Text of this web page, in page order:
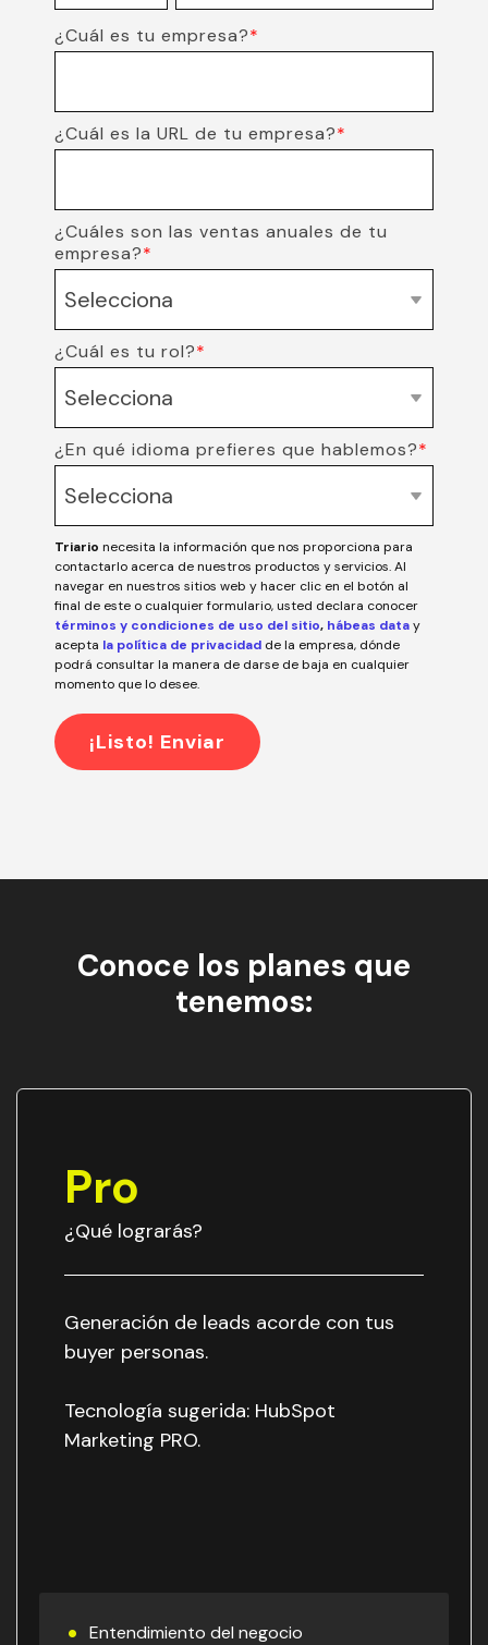
¿Cuál es tu empresa?*
¿Cuál es la URL de tu empresa?*
¿Cuáles son las ventas anuales de tu
empresa?*
¿Cuál es tu rol?*
¿En qué idioma prefieres que hablemos?*
Triario necesita la información que nos proporciona para
contactarlo acerca de nuestros productos y servicios. Al
navegar en nuestros sitios web y hacer clic en el botón al
final de este o cualquier formulario, usted declara conocer
términos y condiciones de uso del sitio, hábeas datay
acepta la política de privacidad de la empresa, dónde
podrá consultar la manera de darse de baja en cualquier
momento que lo desee.
Conoce los planes que
tenemos:
Pro
¿Qué lograrás?
Generación de leads acorde con tus
buyer personas.
Tecnología sugerida: HubSpot
Marketing PRO.
Entendimiento del negocio